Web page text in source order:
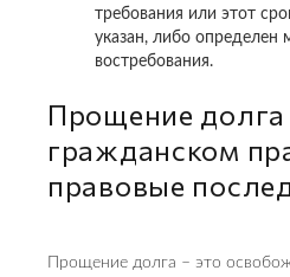
требования или этот
указан, либо определен
востребования.
Прощение долга
гражданском
правовые
Прощение долга – это